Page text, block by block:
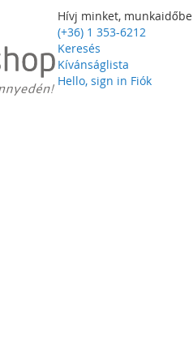
Hívj minket,
(+36) 1 353-6212
Keresés
Kívánságlista
Hello, sign in Fiók